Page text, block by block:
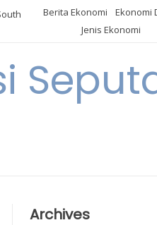
Berita Ekonomi
Ekonomi
Jenis Ekonomi
Archives